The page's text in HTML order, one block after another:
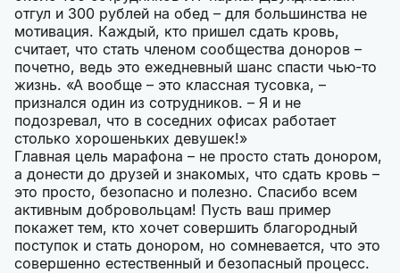
отгул и 300 рублей на обед – для большинства не
мотивация. Каждый, кто пришел сдать кровь,
считает, что стать членом сообщества доноров –
почетно, ведь это ежедневный шанс спасти чью-то
жизнь. «А вообще – это классная тусовка, –
признался один из сотрудников. – Я и не
подозревал, что в соседних офисах работает
столько хорошеньких девушек!»
Главная цель марафона – не просто стать донором,
а донести до друзей и знакомых, что сдать кровь –
это просто, безопасно и полезно. Спасибо всем
активным добровольцам! Пусть ваш пример
покажет тем, кто хочет совершить благородный
поступок и стать донором, но сомневается, что это
совершенно естественный и безопасный процесс.